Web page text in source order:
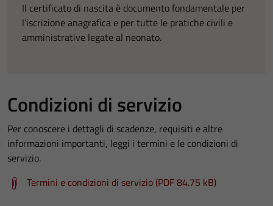
Il certificato di nascita è documento fondamentale per
l’iscrizione anagrafica e per tutte le pratiche civili e
amministrative legate al neonato.
Condizioni di servizio
Per conoscere i dettagli di scadenze, requisiti e altre
informazioni importanti, leggi i termini e le condizioni di
servizio.
Termini e condizioni di servizio (PDF 84.75 kB)